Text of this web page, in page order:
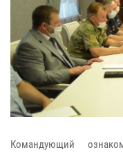
Командующий